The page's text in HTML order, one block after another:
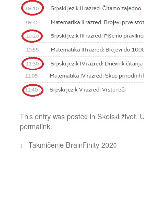
This entry was posted in Školski život,
permalink.
← Takmičenje BrainFinity 2020